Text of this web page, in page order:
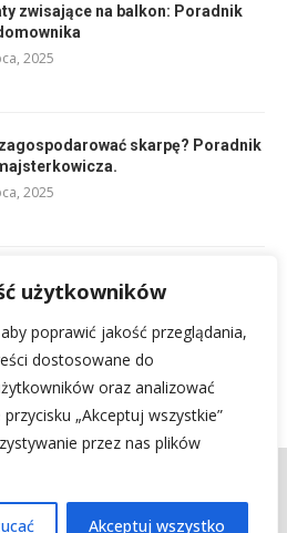
użytkowników
poprawić jakość przeglądania,
dostosowane do
oraz analizować
„Akceptuj wszystkie”
przez nas plików
Akceptuj wszystko
zwisające na balkon: Poradnik
2025
skarpę? Poradnik
2025
ogród.
2025
z nami